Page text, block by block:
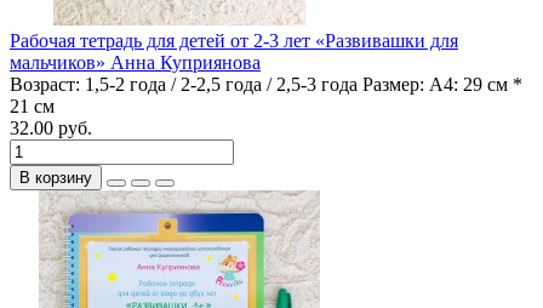
Рабочая тетрадь для детей от 2-3 лет «Развивашки для
мальчиков» Анна Куприянова
Возраст: 1,5-2 года / 2-2,5 года / 2,5-3 года Размер: А4: 29 см *
21 см
32.00 руб.
В корзину